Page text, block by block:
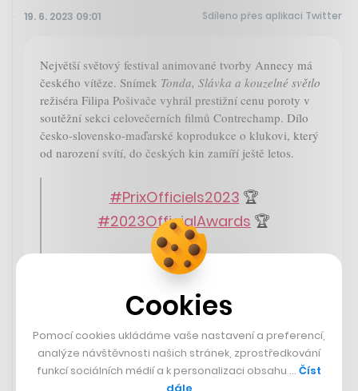
19. 6. 2023 09:01 Sdíleno přes aplikaci Twitter
Největší světový festival animované tvorby Annecy má
českého vítěze. Snímek Tonda, Slávka a kouzelné světlo
režiséra Filipa Pošivače vyhrál prestižní cenu poroty v
soutěžní sekci celovečerních filmů Contrechamp. Dílo
česko-slovensko-maďarské koprodukce o klukovi, který
od narození svítí, do českých kin zamíří ještě letos.
#PrixOfficiels2023 🏆
#2023OfficialAwards 🏆
👏 Félicitations !
pic.twitter.com/C8KzAca2wx
— Annecy Festival
(@annecyfestival)June 17, 2023
Cookies
Pomocí cookies ukládáme vaše nastavení a preferencí,
analýze návštěvnosti našich stránek, zprostředkování
funkcí sociálních médií a k personalizaci obsahu … Číst
dále